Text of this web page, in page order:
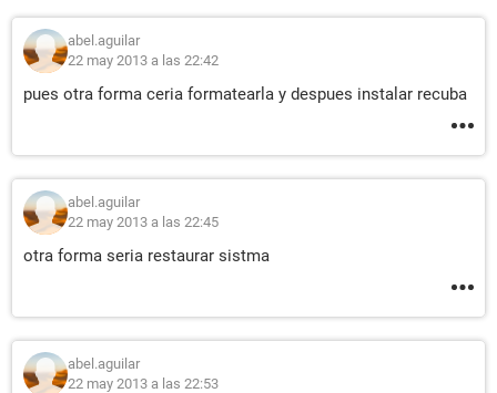
abel.aguilar
22 may 2013 a las 22:42
pues otra forma ceria formatearla y despues instalar recuba
abel.aguilar
22 may 2013 a las 22:45
otra forma seria restaurar sistma
abel.aguilar
22 may 2013 a las 22:53